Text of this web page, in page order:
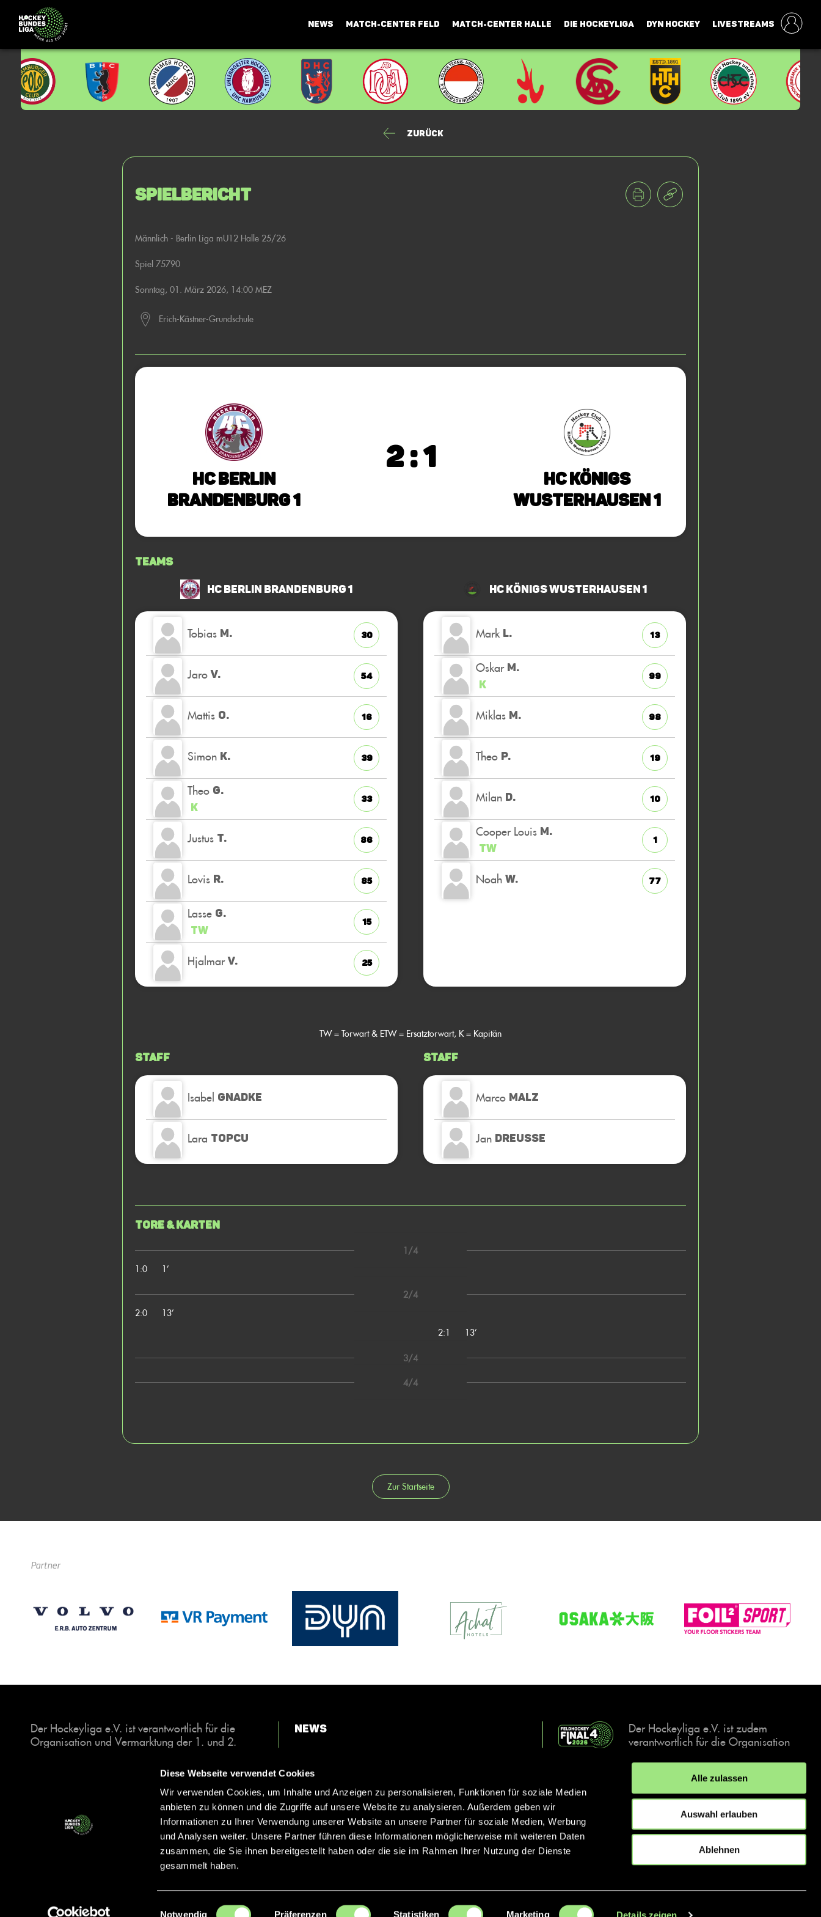
Diese Webseite verwendet Cookies
Wir verwenden Cookies, um Inhalte und Anzeigen zu personalisieren, Funktionen für soziale Medien
anbieten zu können und die Zugriffe auf unsere Website zu analysieren. Außerdem geben wir
Informationen zu Ihrer Verwendung unserer Website an unsere Partner für soziale Medien, Werbung
und Analysen weiter. Unsere Partner führen diese Informationen möglicherweise mit weiteren Daten
zusammen, die Sie ihnen bereitgestellt haben oder die sie im Rahmen Ihrer Nutzung der Dienste
gesammelt haben.
Einwilligungsauswahl
Notwendig Präferenzen Statistiken Marketing Details zeigen
Alle zulassen
Auswahl erlauben
Ablehnen
NEWS MATCH-CENTER FELD MATCH-CENTER HALLE DIE HOCKEYLIGA DYN HOCKEY LIVESTREAMS
Zurück
Spielbericht
Männlich - Berlin Liga mU12 Halle 25/26
Spiel 75790
Sonntag, 01. März 2026, 14:00 MEZ
Erich-Kästner-Grundschule
HC Berlin
Brandenburg 1
2 : 1
HC Königs
Wusterhausen 1
Teams
HC Berlin Brandenburg 1
Tobias M. 30
Jaro V. 54
Mattis O. 16
Simon K. 39
Theo G.
K
33
Justus T. 86
Lovis R. 85
Lasse G.
TW
15
Hjalmar V. 25
HC Königs Wusterhausen 1
Mark L. 13
Oskar M.
K
99
Miklas M. 98
Theo P. 19
Milan D. 10
Cooper Louis M.
TW
1
Noah W. 77
TW = Torwart & ETW = Ersatztorwart, K = Kapitän
Staff
Isabel GNADKE
Lara TOPCU
Staff
Marco MALZ
Jan DREUSSE
Tore & Karten
1/4
1:0
1’
2/4
2:0
13’
2:1
13’
3/4
4/4
Zur Startseite
Partner
Der Hockeyliga e.V. ist verantwortlich für die
Organisation und Vermarktung der 1. und 2.
Halle. Insgesamt sind über 60 Vereine unter dem
Dach der Hockeyliga organisiert, sowohl im
Herren als auch im Damen Bereich.
News
Kontakt
Der Hockeyliga e.V. ist zudem
verantwortlich für die Organisation
Events, der deutschen Hockey-
Meisterschaften.
IMPRESSUM DATENSCHUTZERKLÄRUNG
© 2026 hockey.de